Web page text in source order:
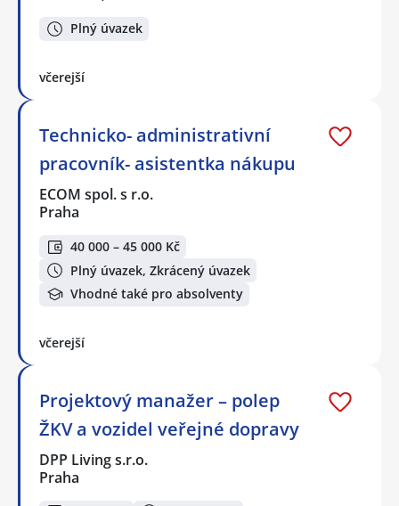
Plný úvazek
včerejší
Technicko- administrativní
pracovník- asistentka nákupu
ECOM spol. s r.o.
Praha
40 000 – 45 000 Kč
Plný úvazek, Zkrácený úvazek
Vhodné také pro absolventy
včerejší
Projektový manažer – polep
ŽKV a vozidel veřejné dopravy
DPP Living s.r.o.
Praha